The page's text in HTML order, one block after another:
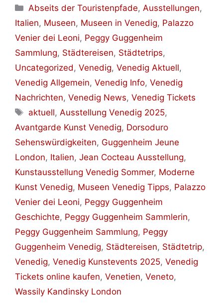
Kategorien
Abseits der Touristenpfade,Ausstellungen,
Italien, Museen, Museen in Venedig, Palazzo
Venier dei Leoni, Peggy Guggenheim
Sammlung, Städtereisen, Städtetrips,
Uncategorized, Venedig, Venedig Aktuell,
Venedig Allgemein, Venedig Info, Venedig
Nachrichten, Venedig News, Venedig Tickets
Schlagwörter
aktuell,Ausstellung Venedig 2025,
Avantgarde Kunst Venedig, Dorsoduro
Sehenswürdigkeiten, Guggenheim Jeune
London, Italien, Jean Cocteau Ausstellung,
Kunstausstellung Venedig Sommer, Moderne
Kunst Venedig, Museen Venedig Tipps, Palazzo
Venier dei Leoni, Peggy Guggenheim
Geschichte, Peggy Guggenheim Sammlerin,
Peggy Guggenheim Sammlung, Peggy
Guggenheim Venedig, Städtereisen, Städtetrip,
Venedig, Venedig Kunstevents 2025, Venedig
Tickets online kaufen, Venetien, Veneto,
Wassily Kandinsky London